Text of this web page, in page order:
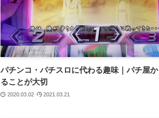
パチンコ・パチスロに代わる趣味｜パチ屋
ることが大切
2020.03.02 2021.03.21